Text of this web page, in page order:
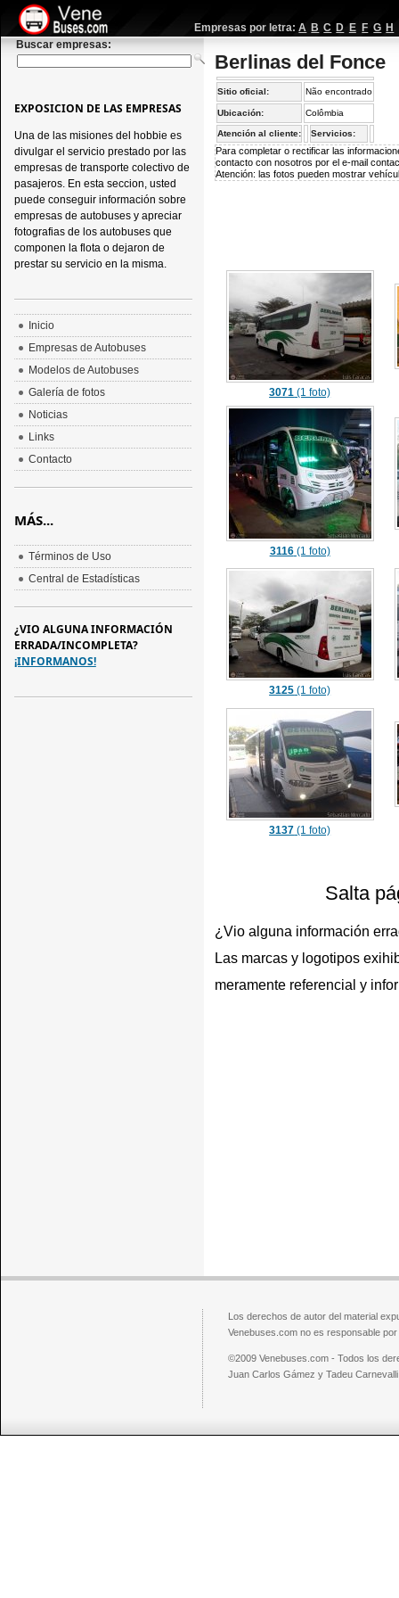
Empresas por letra: A B C D E F G H
Buscar empresas:
Berlinas del Fonce
Sitio oficial: Não encontrado
Ubicación: Colômbia
Atención al cliente: Servicios:
Para completar o rectificar las
contacto con nosotros por el e-mail
Atención: las fotos pueden mostrar
3071 (1 foto)
3116(1 foto)
3125 (1 foto)
3137 (1 foto)
Salta
¿Vio alguna información
Las marcas y logotipos
meramente referencial y
EXPOSICION DE LAS EMPRESAS
Una de las misiones del hobbie es
divulgar el servicio prestado por las
empresas de transporte colectivo de
pasajeros. En esta seccion, usted
puede conseguir información sobre
empresas de autobuses y apreciar
fotografias de los autobuses que
componen la flota o dejaron de
prestar su servicio en la misma.
Inicio
Empresas de Autobuses
Modelos de Autobuses
Galería de fotos
Noticias
Links
Contacto
MÁS...
Términos de Uso
Central de Estadísticas
¿VIO ALGUNA INFORMACIÓN
ERRADA/INCOMPLETA?
¡INFORMANOS!
Los derechos de autor del material
Venebuses.com no es responsable
©2009 Venebuses.com - Todos los
Juan Carlos Gámez y Tadeu Carnevalli